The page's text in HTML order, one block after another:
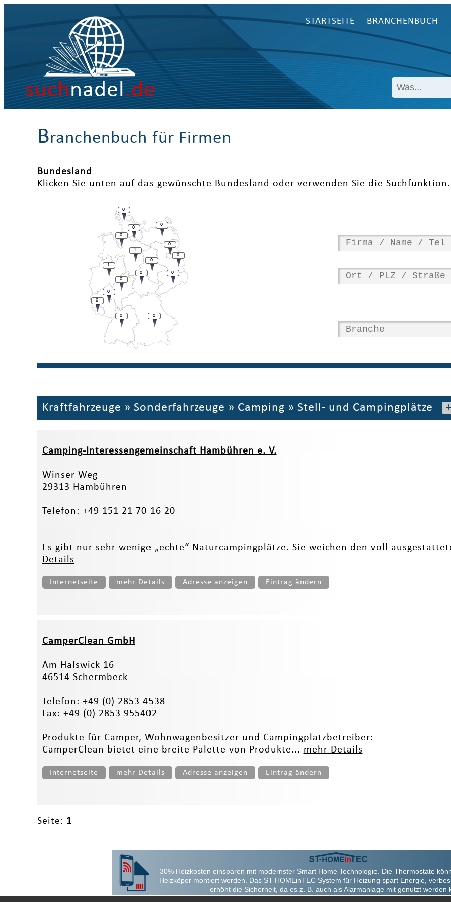
suchnadel.de
STARTSEITE BRANCHENBUCH
Branchenbuch für Firmen
Bundesland
Klicken Sie unten auf das gewünschte Bundesland oder verwenden Sie die Suchfunktion.
0
0
1
0
0
0
0
0
0
1
0
0
0
0
0
0
Kraftfahrzeuge » Sonderfahrzeuge » Camping » Stell- und Campingplätze
Camping-Interessengemeinschaft Hambühren e. V.
Winser Weg
29313 Hambühren
Telefon: +49 151 21 70 16 20
Es gibt nur sehr wenige „echte“ Naturcampingplätze. Sie weichen den voll
Details
Internetseite mehr Details Adresse anzeigen Eintrag ändern
CamperClean GmbH
Am Halswick 16
46514 Schermbeck
Telefon: +49 (0) 2853 4538
Fax: +49 (0) 2853 955402
Produkte für Camper, Wohnwagenbesitzer und Campingplatzbetreiber:
CamperClean bietet eine breite Palette von Produkte... mehr Details
Internetseite mehr Details Adresse anzeigen Eintrag ändern
Seite: 1
30% Heizkosten einsparen mit modernster Smart Home Technologie. Die Thermostate
Heizköper montiert werden. Das ST-HOMEinTEC System für Heizung spart Energie,
erhöht die Sicherheit, da es z. B. auch als Alarmanlage mit genutzt werden